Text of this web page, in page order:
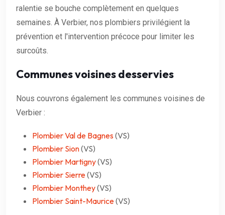
ralentie se bouche complètement en quelques
semaines. À Verbier, nos plombiers privilégient la
prévention et l'intervention précoce pour limiter les
surcoûts.
Communes voisines desservies
Nous couvrons également les communes voisines de
Verbier :
Plombier Val de Bagnes(VS)
Plombier Sion(VS)
Plombier Martigny(VS)
Plombier Sierre(VS)
Plombier Monthey(VS)
Plombier Saint-Maurice(VS)